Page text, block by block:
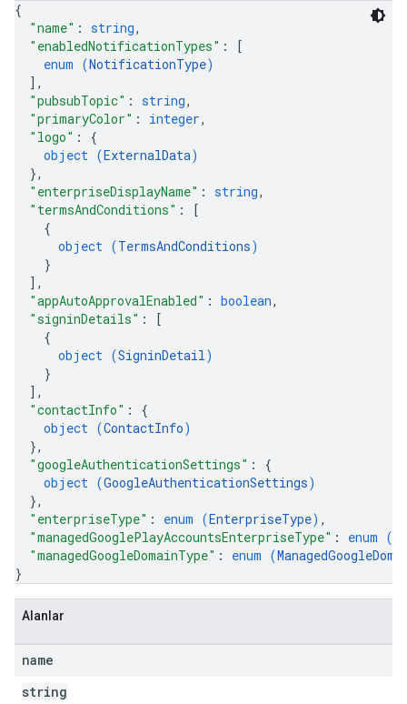
{
"name" : string,
"enabledNotificationTypes" :
[
enum (NotificationType)
] ,
"pubsubTopic" : string,
"primaryColor" : integer,
"logo" : {
object (ExternalData)
},
"enterpriseDisplayName" : string,
"termsAndConditions" :
[
{
object (TermsAndConditions)
}
] ,
"appAutoApprovalEnabled" : boolean,
"signinDetails" :
[
{
object (SigninDetail)
}
] ,
"contactInfo" : {
object (ContactInfo)
},
"googleAuthenticationSettings" : {
object (GoogleAuthenticationSettings)
},
"enterpriseType" : enum (EnterpriseType) ,
"managedGooglePlayAccountsEnterpriseType" : enum (
"managedGoogleDomainType" : enum (
}
Alanlar
name
string